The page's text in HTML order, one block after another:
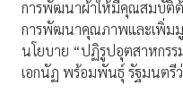
การพัฒนาผ้าให้มีคุณสมบัติ
การพัฒนาคุณภาพและเพิ่ม
นโยบาย “ปฏิรูปอุตสาหกรร
เอกนัฏ พร้อมพันธุ์ รัฐมนตรี